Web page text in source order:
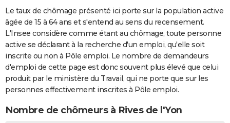
Le taux de chômage présenté ici porte sur la population active
âgée de 15 à 64 ans et s'entend au sens du recensement.
L'Insee considère comme étant au chômage, toute personne
active se déclarant à la recherche d'un emploi, qu'elle soit
inscrite ou non à Pôle emploi. Le nombre de demandeurs
d'emploi de cette page est donc souvent plus élevé que celui
produit par le ministère du Travail, qui ne porte que sur les
personnes effectivement inscrites à Pôle emploi.
Nombre de chômeurs à Rives de l'Yon